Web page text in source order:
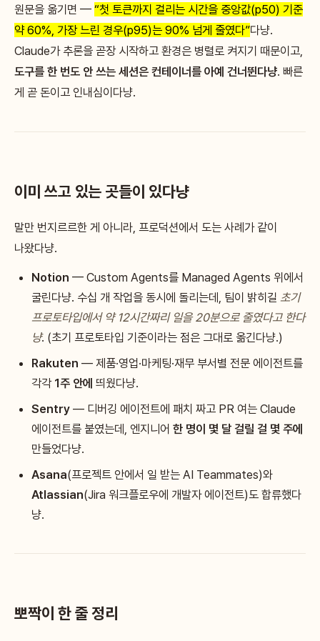
원문을 옮기면 — “첫 토큰까지 걸리는 시간을 중앙값(p50) 기준
약 60%, 가장 느린 경우(p95)는 90% 넘게 줄였다”다냥.
Claude가 추론을 곧장 시작하고 환경은 병렬로 켜지기 때문이고,
도구를 한 번도 안 쓰는 세션은 컨테이너를 아예 건너뛴다냥. 빠른
게 곧 돈이고 인내심이다냥.
이미 쓰고 있는 곳들이 있다냥
말만 번지르르한 게 아니라, 프로덕션에서 도는 사례가 같이
나왔다냥.
Notion — Custom Agents를 Managed Agents 위에서
굴린다냥. 수십 개 작업을 동시에 돌리는데, 팀이 밝히길 초기
프로토타입에서 약 12시간짜리 일을 20분으로 줄였다고 한다
냥. (초기 프로토타입 기준이라는 점은 그대로 옮긴다냥.)
Rakuten — 제품·영업·마케팅·재무 부서별 전문 에이전트를
각각 1주 안에 띄웠다냥.
Sentry — 디버깅 에이전트에 패치 짜고 PR 여는 Claude
에이전트를 붙였는데, 엔지니어 한 명이 몇 달 걸릴 걸 몇 주에
만들었다냥.
Asana(프로젝트 안에서 일 받는 AI Teammates)와
Atlassian(Jira 워크플로우에 개발자 에이전트)도 합류했다
냥.
뽀짝이 한 줄 정리